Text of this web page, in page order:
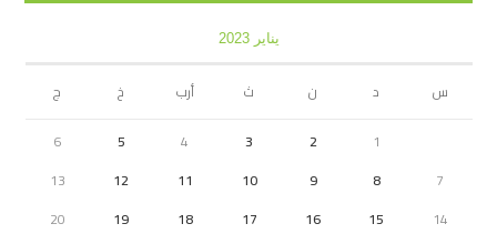
يناير 2023
س د ن ث أرب خ
ج
1
2
3
4
5
6
7
8
9
10
11
12
13
14
15
16
17
18
19
20